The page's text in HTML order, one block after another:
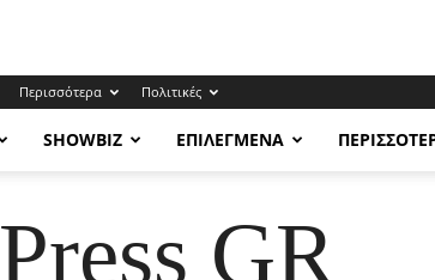
Περισσότερα Πολιτικές
SHOWBIZ ΕΠΙΛΕΓΜΈΝΑ
Press GR